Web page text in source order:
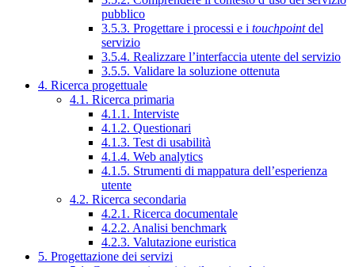
pubblico
3.5.3. Progettare i processi e i touchpointdel
servizio
3.5.4. Realizzare l’interfaccia utente del servizio
3.5.5. Validare la soluzione ottenuta
4. Ricerca progettuale
4.1. Ricerca primaria
4.1.1. Interviste
4.1.2. Questionari
4.1.3. Test di usabilità
4.1.4. Web analytics
4.1.5. Strumenti di mappatura dell’esperienza
utente
4.2. Ricerca secondaria
4.2.1. Ricerca documentale
4.2.2. Analisi benchmark
4.2.3. Valutazione euristica
5. Progettazione dei servizi